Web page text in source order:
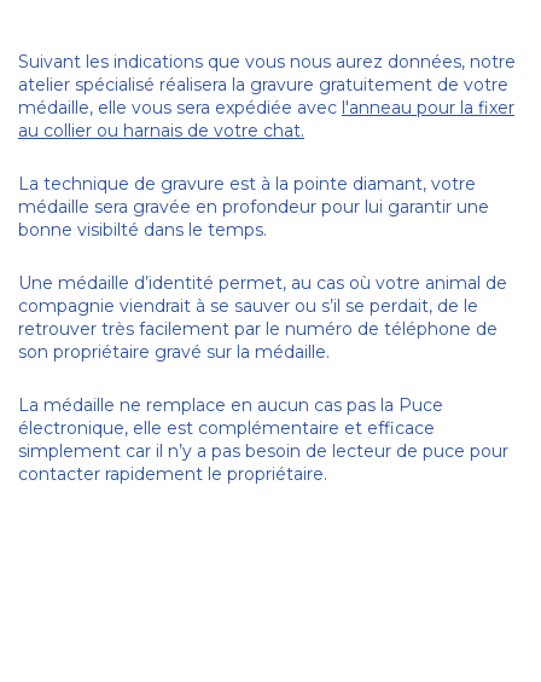
Suivant les indications que vous nous aurez données, notre
atelier spécialisé réalisera la gravure gratuitement de votre
médaille, elle vous sera expédiée avec l'anneau pour la fixer
au collier ou harnais de votre chat.
La technique de gravure est à la pointe diamant, votre
médaille sera gravée en profondeur pour lui garantir une
bonne visibilté dans le temps.
Une médaille d’identité permet, au cas où votre animal de
compagnie viendrait à se sauver ou s’il se perdait, de le
retrouver très facilement par le numéro de téléphone de
son propriétaire gravé sur la médaille.
La médaille ne remplace en aucun cas pas la Puce
électronique, elle est complémentaire et efficace
simplement car il n’y a pas besoin de lecteur de puce pour
contacter rapidement le propriétaire.